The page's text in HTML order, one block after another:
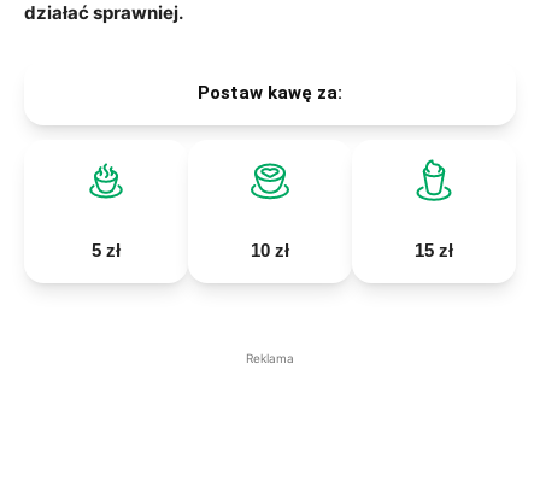
działać sprawniej.
Postaw kawę za:
5 zł 10 zł 15 zł
Reklama